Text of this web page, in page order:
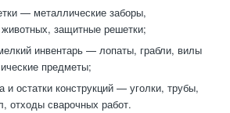
— металлические заборы,
защитные решетки;
инвентарь — лопаты, грабли, вилы
предметы;
и остатки конструкций — уголки, трубы,
отходы сварочных работ.